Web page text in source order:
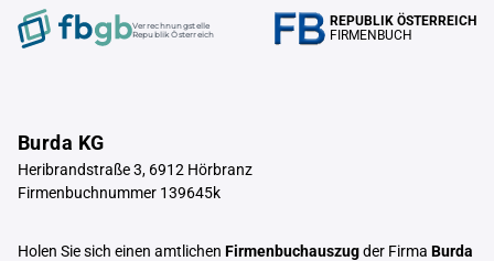
Verrechnungstelle
Republik Österreich
REPUBLIK ÖSTERREICH
FIRMENBUCH
Burda KG
Heribrandstraße 3, 6912 Hörbranz
Firmenbuchnummer 139645k
Holen Sie sich einen amtlichen Firmenbuchauszugder Firma Burda